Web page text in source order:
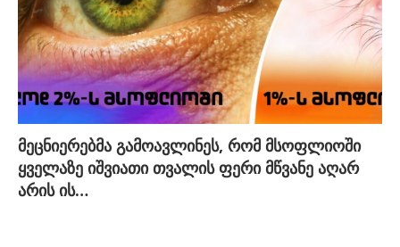
მეცნიერებმა გამოავლინეს, რომ მსოფლიოში
ყველაზე იშვიათი თვალის ფერი მწვანე აღარ
არის ის…